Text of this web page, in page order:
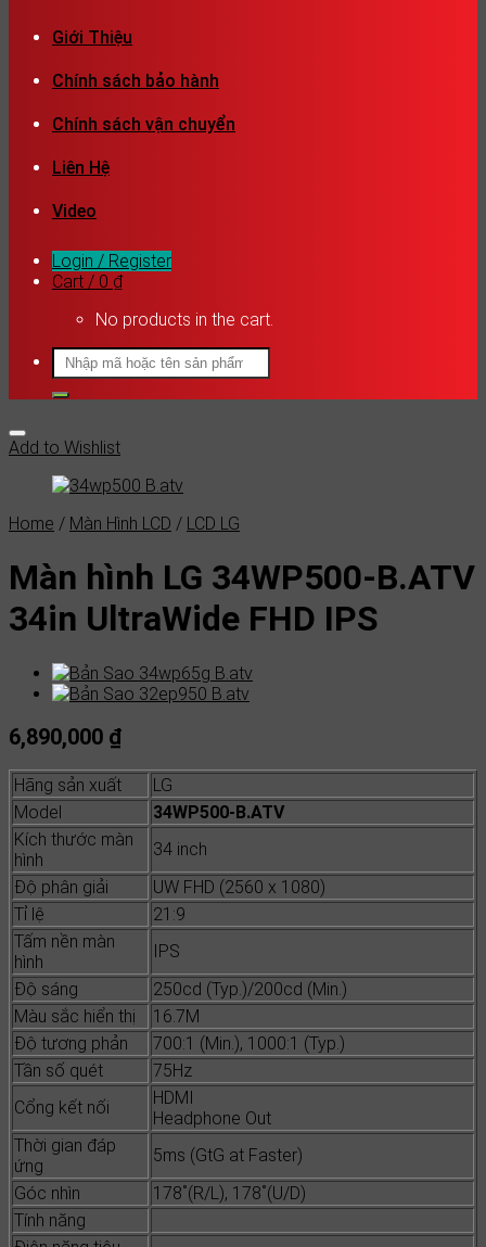
Giới Thiệu
Chính sách bảo hành
Chính sách vận chuyển
Liên Hệ
Video
Login / Register
Cart / 0 ₫
No products in the cart.
Search
for:
Add to Wishlist
Home / Màn Hình LCD / LCD LG
Màn hình LG 34WP500-B.ATV
34in UltraWide FHD IPS
6,890,000 ₫
Hãng sản xuất
LG
Model
34WP500-B.ATV
Kích thước màn
hình
34 inch
Độ phân giải
UW FHD (2560 x 1080)
Tỉ lệ
21:9
Tấm nền màn
hình
IPS
Độ sáng
250cd (Typ.)/200cd (Min.)
Màu sắc hiển thị
16.7M
Độ tương phản
700:1 (Min.), 1000:1 (Typ.)
Tần số quét
75Hz
Cổng kết nối
HDMI
Headphone Out
Thời gian đáp
ứng
5ms (GtG at Faster)
Góc nhìn
178˚(R/L), 178˚(U/D)
Tính năng